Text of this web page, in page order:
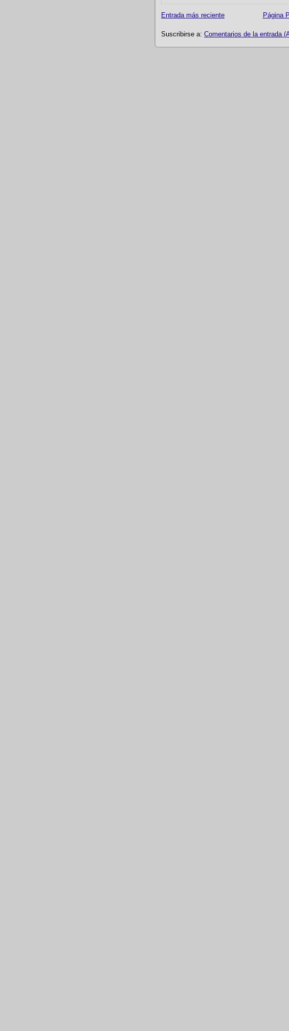
Entrada más reciente Página
Suscribirse a: Comentarios de la entrada